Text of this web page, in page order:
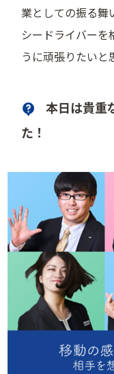
業としての振る舞
シードライバーを
うに頑張りたいと
本日は貴重
た！